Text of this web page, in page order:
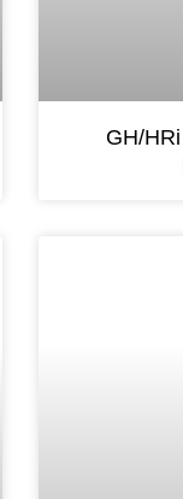
מאזניים אנליטיות מדגם GH/HRi